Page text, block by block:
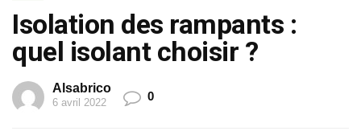
Isolation des rampants :
quel isolant choisir ?
Alsabrico
6 avril 2022 0